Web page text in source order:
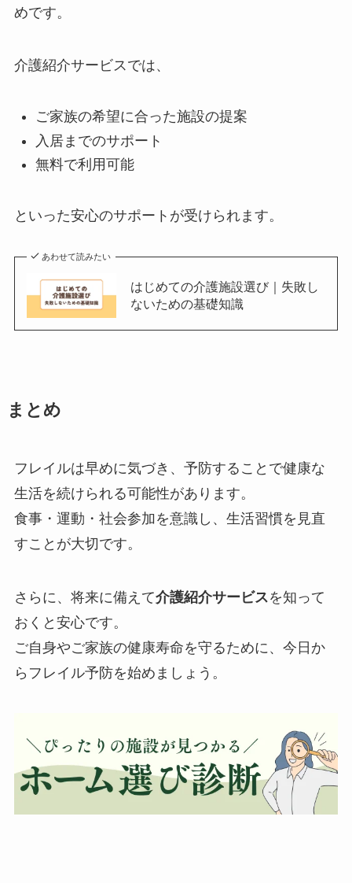
めです。
介護紹介サービスでは、
ご家族の希望に合った施設の提案
入居までのサポート
無料で利用可能
といった安心のサポートが受けられます。
あわせて読みたい
はじめての介護施設選び｜失敗し
ないための基礎知識
まとめ
フレイルは早めに気づき、予防することで健康な
生活を続けられる可能性があります。
食事・運動・社会参加を意識し、生活習慣を見直
すことが大切です。
さらに、将来に備えて介護紹介サービスを知って
おくと安心です。
ご自身やご家族の健康寿命を守るために、今日か
らフレイル予防を始めましょう。